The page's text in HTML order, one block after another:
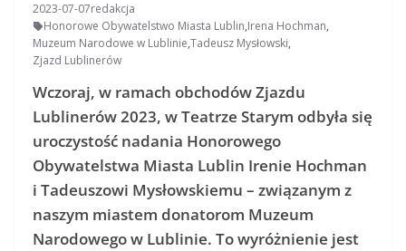
2023-07-07redakcja
Honorowe Obywatelstwo Miasta Lublin,Irena Hochman,
Muzeum Narodowe w Lublinie,Tadeusz Mysłowski,
Zjazd Lublinerów
Wczoraj, w ramach obchodów Zjazdu
Lublinerów 2023, w Teatrze Starym odbyła się
uroczystość nadania Honorowego
Obywatelstwa Miasta Lublin Irenie Hochman
i Tadeuszowi Mysłowskiemu – związanym z
naszym miastem donatorom Muzeum
Narodowego w Lublinie. To wyróżnienie jest